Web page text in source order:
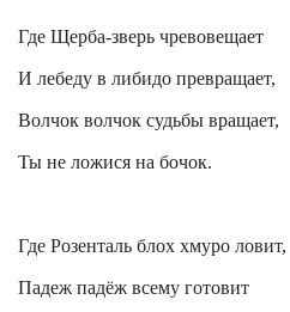
Где Щерба-зверь чревовещает
И лебеду в либидо превращает,
Волчок волчок судьбы вращает,
Ты не ложися на бочок.
Где Розенталь блох хмуро ловит,
Падеж падёж всему готовит